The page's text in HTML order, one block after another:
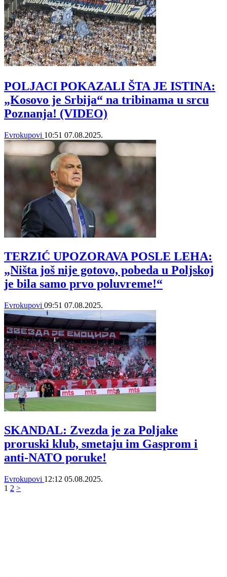
POLJACI POKAZALI ŠTA JE ISTINA:
„Kosovo je Srbija“ na tribinama u srcu
Poznanja! (VIDEO)
Evrokupovi 10:51 07.08.2025.
TERZIĆ UPOZORAVA POSLE LEHA:
„Ništa još nije gotovo, pobeda u Poljskoj
je bila samo prvo poluvreme!“
Evrokupovi 09:51 07.08.2025.
SKANDAL: Zvezda je za Poljake
proruski klub, smetaju im Gasprom i
anti-NATO poruke!
Evrokupovi 12:12 05.08.2025.
1 2 >